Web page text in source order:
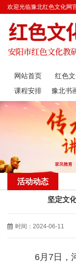
欢迎光临豫北红色文化网
网站首页 红色
课程安排
豫北书
活动动态
坚定文
时间：2024-06-11
6月7日，